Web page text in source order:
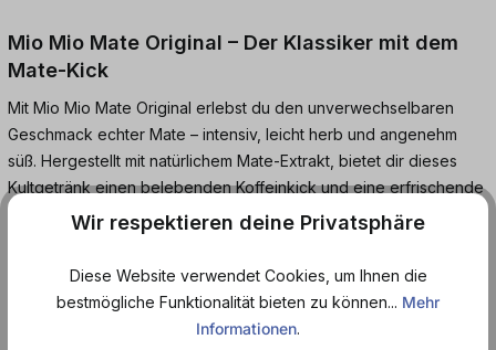
Mio Mio Mate Original – Der Klassiker mit dem
Mate-Kick
Mit Mio Mio Mate Original erlebst du den unverwechselbaren
Geschmack echter Mate – intensiv, leicht herb und angenehm
süß. Hergestellt mit natürlichem Mate-Extrakt, bietet dir dieses
Kultgetränk einen belebenden Koffeinkick und eine erfrischende
Abwechslung zu klassischen Softdrinks oder Energy-Drinks.
Perfekt für lange Tage, kreative Pausen oder den kleinen
Energiekick zwischendurch – Mio Mio Mate Original bringt
Schwung in deinen Alltag. Und das Ganze aus der praktischen
Wir respektieren deine Privatsphäre
Diese Website verwendet Cookies, um Ihnen die
bestmögliche Funktionalität bieten zu können... Mehr
Informationen.